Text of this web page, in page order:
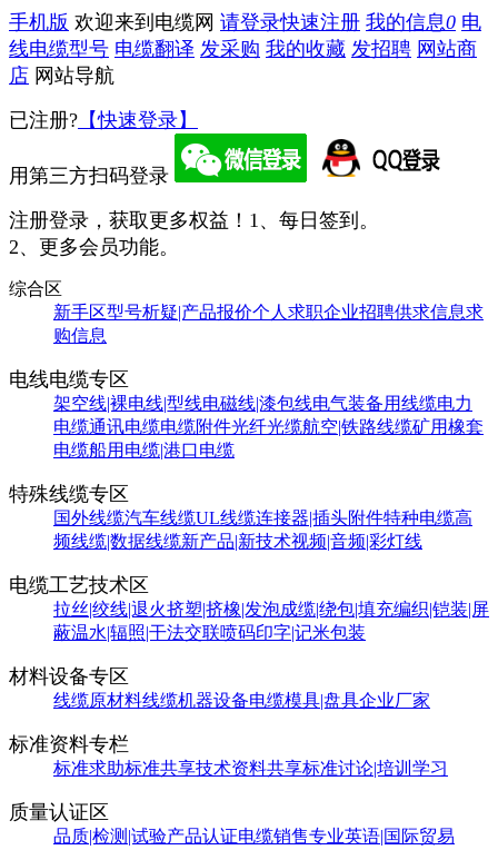
手机版 欢迎来到电缆网 请登录快速注册 我的信息0 电
线电缆型号 电缆翻译 发采购 我的收藏 发招聘 网站商
店 网站导航
已注册? 【快速登录】
用第三方扫码登录
注册登录，获取更多权益！ 1、每日签到。
2、更多会员功能。
综合区
新手区型号析疑|产品报价个人求职企业招聘供求信息求
购信息
电线电缆专区
架空线|裸电线|型线电磁线|漆包线电气装备用线缆电力
电缆通讯电缆电缆附件光纤光缆航空|铁路线缆矿用橡套
电缆船用电缆|港口电缆
特殊线缆专区
国外线缆汽车线缆UL线缆连接器|插头附件特种电缆高
频线缆|数据线缆新产品|新技术视频|音频|彩灯线
电缆工艺技术区
拉丝|绞线|退火挤塑|挤橡|发泡成缆|绕包|填充编织|铠装|屏
蔽温水|辐照|干法交联喷码印字|记米包装
材料设备专区
线缆原材料线缆机器设备电缆模具|盘具企业厂家
标准资料专栏
标准求助标准共享技术资料共享标准讨论|培训学习
质量认证区
品质|检测|试验产品认证电缆销售专业英语|国际贸易